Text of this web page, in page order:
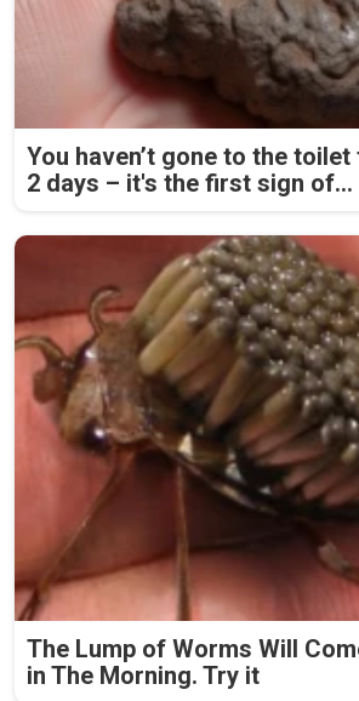
You haven’t gone to the
2 days – it's the first sign of...
The Lump of Worms Will
in The Morning. Try it